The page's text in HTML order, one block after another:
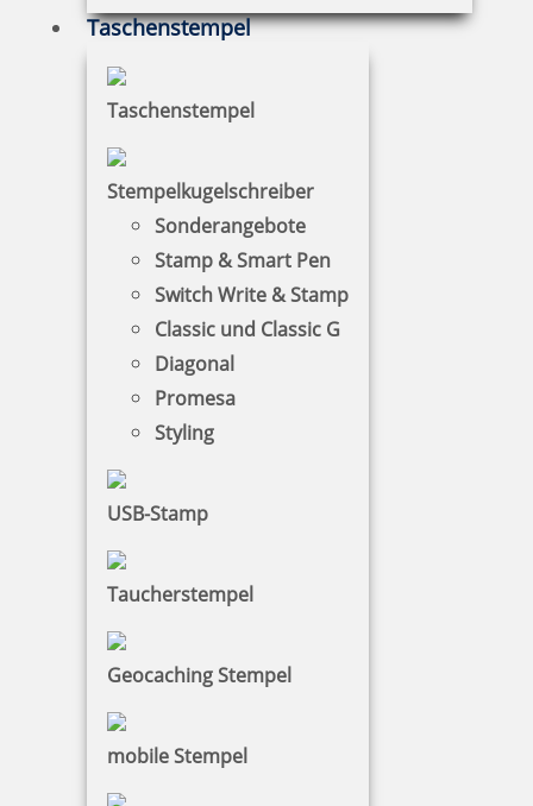
Taschenstempel
Taschenstempel
Stempelkugelschreiber
Sonderangebote
Stamp & Smart Pen
Switch Write & Stamp
Classic und Classic G
Diagonal
Promesa
Styling
USB-Stamp
Taucherstempel
Geocaching Stempel
mobile Stempel
können mit der Bestellung nur fortfahren, wenn Sie
den AGB und der Widerrufsbelehrung zustimmen
(Häkchen setzen). Mit dem Anklicken des Buttons
"Jetzt kaufen" übersenden Sie Ihre Bestellung an
uns. Hiermit geben Sie ein rechtsverbindliches
Angebot ab.